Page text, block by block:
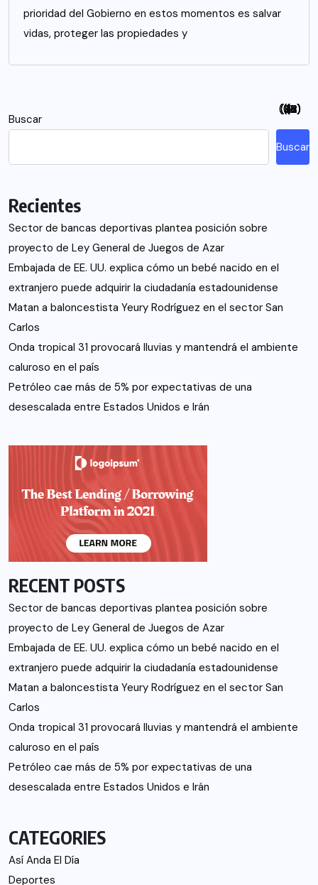
prioridad del Gobierno en estos momentos es salvar
vidas, proteger las propiedades y
Buscar
Buscar
Recientes
Sector de bancas deportivas plantea posición sobre
proyecto de Ley General de Juegos de Azar
Embajada de EE. UU. explica cómo un bebé nacido en el
extranjero puede adquirir la ciudadanía estadounidense
Matan a baloncestista Yeury Rodríguez en el sector San
Carlos
Onda tropical 31 provocará lluvias y mantendrá el ambiente
caluroso en el país
Petróleo cae más de 5% por expectativas de una
desescalada entre Estados Unidos e Irán
RECENT POSTS
Sector de bancas deportivas plantea posición sobre
proyecto de Ley General de Juegos de Azar
Embajada de EE. UU. explica cómo un bebé nacido en el
extranjero puede adquirir la ciudadanía estadounidense
Matan a baloncestista Yeury Rodríguez en el sector San
Carlos
Onda tropical 31 provocará lluvias y mantendrá el ambiente
caluroso en el país
Petróleo cae más de 5% por expectativas de una
desescalada entre Estados Unidos e Irán
CATEGORIES
Así Anda El Día
(5)
Deportes
(26)
(21)
(12)
(7)
(94)
(48)
(115)
(26)
(18)
(2)
(6)